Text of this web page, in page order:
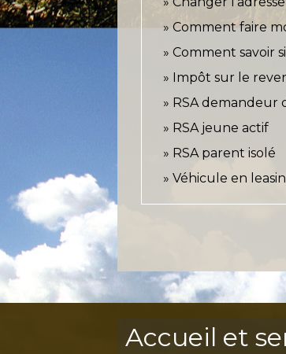
Comment faire
Comment savoir
Impôt sur le
RSA demandeur
RSA jeune actif
RSA parent isolé
Véhicule en
Accueil et